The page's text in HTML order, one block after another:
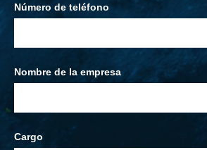
Número de teléfono
Nombre de la empresa
Cargo